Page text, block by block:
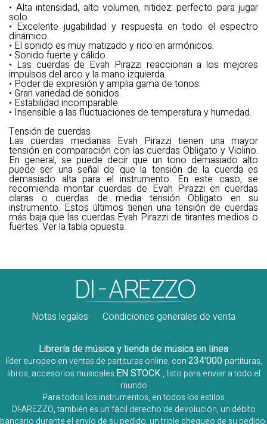
• Alta intensidad, alto volumen, nitidez: perfecto para jugar
solo.
• Excelente jugabilidad y respuesta en todo el espectro
dinámico.
• El sonido es muy matizado y rico en armónicos.
• Sonido fuerte y cálido.
• Las cuerdas de Evah Pirazzi reaccionan a los mejores
impulsos del arco y la mano izquierda.
• Poder de expresión y amplia gama de tonos.
• Gran variedad de sonidos.
• Estabilidad incomparable.
• Insensible a las fluctuaciones de temperatura y humedad.
Tensión de cuerdas
Las cuerdas medianas Evah Pirazzi tienen una mayor
tensión en comparación con las cuerdas Obligato y Violino.
En general, se puede decir que un tono demasiado alto
puede ser una señal de que la tensión de la cuerda es
demasiado alta para el instrumento. En este caso, se
recomienda montar cuerdas de Evah Pirazzi en cuerdas
claras o cuerdas de media tensión Obligato en su
instrumento. Estos últimos tienen una tensión de cuerdas
más baja que las cuerdas Evah Pirazzi de tirantes medios o
fuertes. Ver la tabla opuesta.
Notas legales Condiciones generales de venta
Librería de música y tienda de música en línea
líder europeo en ventas de partituras online, con234'000 partituras,
libros, accesorios musicales EN STOCK , listo para enviar a todo el
mundo
Para todos los instrumentos, en todos los estilos
DI-AREZZO, también es un fácil derecho de devolución, un débito
bancario durante el envío de su pedido, un triple chequeo de su pedido,